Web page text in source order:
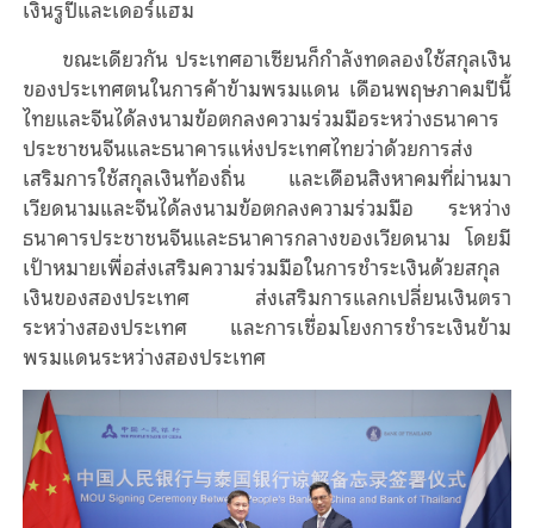
เงินรูปีและเดอร์แฮม
ขณะเดียวกันประเทศอาเซียนก็กําลังทดลองใช้สกุลเงิน
ของประเทศตนในการค้าข้ามพรมแดน เดือนพฤษภาคมปีนี้
ไทยและจีนได้ลงนามข้อตกลงความร่วมมือระหว่างธนาคาร
ประชาชนจีนและธนาคารแห่งประเทศไทยว่าด้วยการส่ง
เสริมการใช้สกุลเงินท้องถิ่น และเดือนสิงหาคมที่ผ่านมา
เวียดนามและจีนได้ลงนามข้อตกลงความร่วมมือ
ระหว่าง
ธนาคารประชาชนจีนและธนาคารกลางของเวียดนามโดยมี
เป้าหมายเพื่อส่งเสริมความร่วมมือในการชําระเงินด้วยสกุล
เงินของสองประเทศ ส่งเสริมการแลกเปลี่ยนเงินตรา
ระหว่างสองประเทศ และการเชื่อมโยงการชําระเงินข้าม
พรมแดนระหว่างสองประเทศ